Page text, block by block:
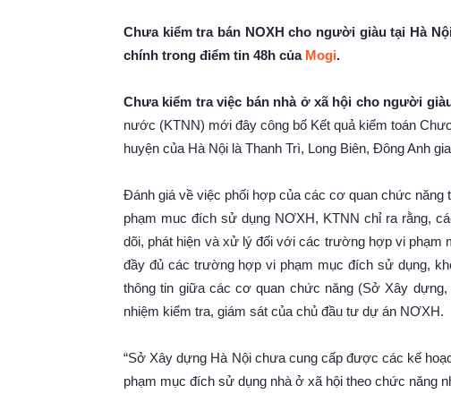
Chưa kiểm tra bán NOXH cho người giàu tại Hà
chính trong điểm tin 48h của Mogi.
Chưa kiểm tra việc bán nhà ở xã hội cho người
nước (KTNN) mới đây công bố Kết quả kiểm toán
huyện của Hà Nội là Thanh Trì, Long Biên, Đông Anh
Đánh giá về việc phối hợp của các cơ quan chức
phạm muc đích sử dụng NƠXH, KTNN chỉ ra rằng,
dõi, phát hiện và xử lý đối với các trường hợp vi phạm
đầy đủ các trường hợp vi phạm mục đích sử dụng,
thông tin giữa các cơ quan chức năng (Sở Xây
nhiệm kiểm tra, giám sát của chủ đầu tư dự án NƠXH.
“Sở Xây dựng Hà Nội chưa cung cấp được các kế
phạm mục đích sử dụng nhà ở xã hội theo chức năng